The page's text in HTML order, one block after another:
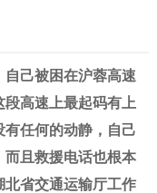
己被困在沪蓉高速
高速上最起码有上
任何的动静，自己
且救援电话也根本
省交通运输厅工作